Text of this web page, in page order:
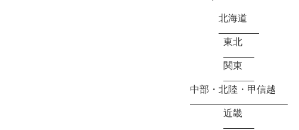
北海道
東北
関東
中部・北陸・甲信越
近畿